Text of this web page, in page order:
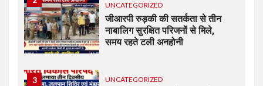
UNCATEGORIZED
जीआरपी रुड़की की सतर्कता से तीन
नाबालिग सुरक्षित परिजनों से मिले,
समय रहते टली अनहोनी
3 UNCATEGORIZED